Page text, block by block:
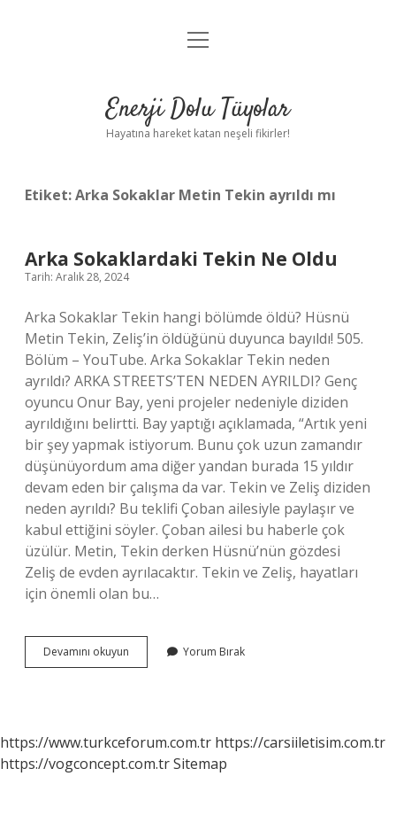
Anasayfa
Yasal Uyarı
menüyü
Enerji Dolu Tüyolar
Hayatına hareket katan neşeli fikirler!
Etiket:Arka Sokaklar Metin Tekin ayrıldı mı
Arka Sokaklardaki Tekin Ne Oldu
Tarih: Aralık 28, 2024
Arka Sokaklar Tekin hangi bölümde öldü? Hüsnü
Metin Tekin, Zeliş’in öldüğünü duyunca bayıldı! 505.
Bölüm – YouTube. Arka Sokaklar Tekin neden
ayrıldı? ARKA STREETS’TEN NEDEN AYRILDI? Genç
oyuncu Onur Bay, yeni projeler nedeniyle diziden
ayrıldığını belirtti. Bay yaptığı açıklamada, “Artık yeni
bir şey yapmak istiyorum. Bunu çok uzun zamandır
düşünüyordum ama diğer yandan burada 15 yıldır
devam eden bir çalışma da var. Tekin ve Zeliş diziden
neden ayrıldı? Bu teklifi Çoban ailesiyle paylaşır ve
kabul ettiğini söyler. Çoban ailesi bu haberle çok
üzülür. Metin, Tekin derken Hüsnü’nün gözdesi
Zeliş de evden ayrılacaktır. Tekin ve Zeliş, hayatları
için önemli olan bu…
Devamını okuyun
Sokaklardaki
Yorum Bırak
https://www.turkceforum.com.tr https://carsiiletisim.com.tr
https://vogconcept.com.trSitemap